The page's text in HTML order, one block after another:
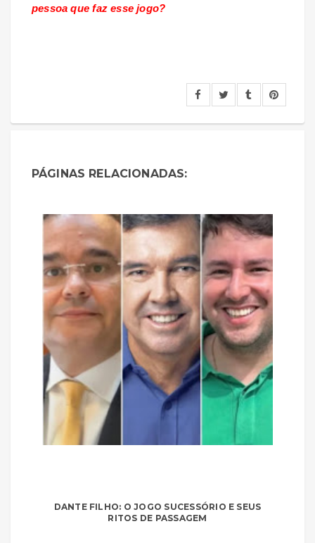
pessoa que faz esse jogo?
PÁGINAS RELACIONADAS:
DANTE FILHO: O JOGO SUCESSÓRIO E SEUS
RITOS DE PASSAGEM